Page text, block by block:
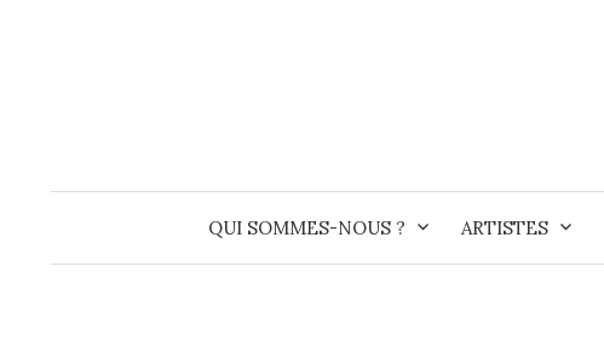
QUI SOMMES-NOUS ? ARTISTES